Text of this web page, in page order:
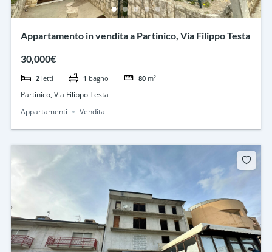
Appartamento in vendita a Partinico, Via Filippo Testa
30,000€
2 letti 1 bagno 80 m²
Partinico, Via Filippo Testa
Appartamenti
Vendita